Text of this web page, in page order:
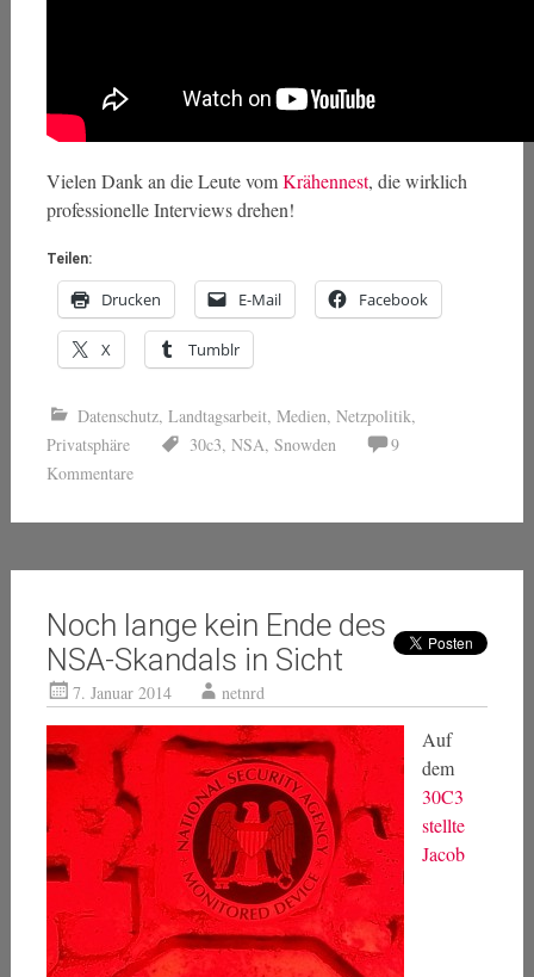
Vielen Dank an die Leute vomKrähennest, die wirklich
professionelle Interviews drehen!
Teilen:
Drucken E-Mail Facebook
X Tumblr
Datenschutz, Landtagsarbeit, Medien, Netzpolitik,
Privatsphäre
30c3, NSA, Snowden
9
Kommentare
Noch lange kein Ende des
NSA-Skandals in Sicht
7. Januar 2014 netnrd
Auf
dem
30C3
stellte
Jacob